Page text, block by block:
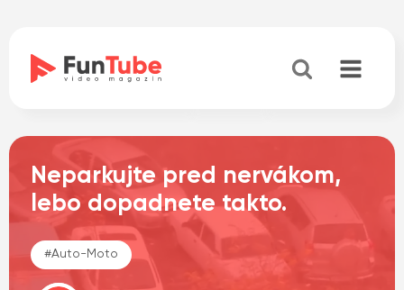
Neparkujte pred nervákom,
lebo dopadnete takto.
#Auto-Moto